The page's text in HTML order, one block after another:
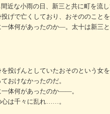
近な小雨の日、新三と共に町を流
げで亡くしており、おそののことを
体何があったのか―。太十は新三
投げんとしていたおそのという女を
おけなかったのだ。
一体何があったのか――。
心は千々に乱れ……。